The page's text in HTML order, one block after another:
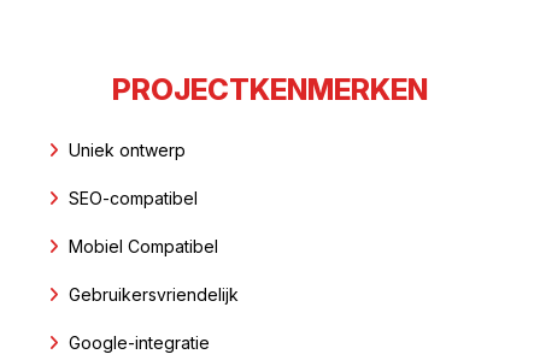
PROJECTKENMERKEN
Uniek ontwerp
SEO-compatibel
Mobiel Compatibel
Gebruikersvriendelijk
Google-integratie